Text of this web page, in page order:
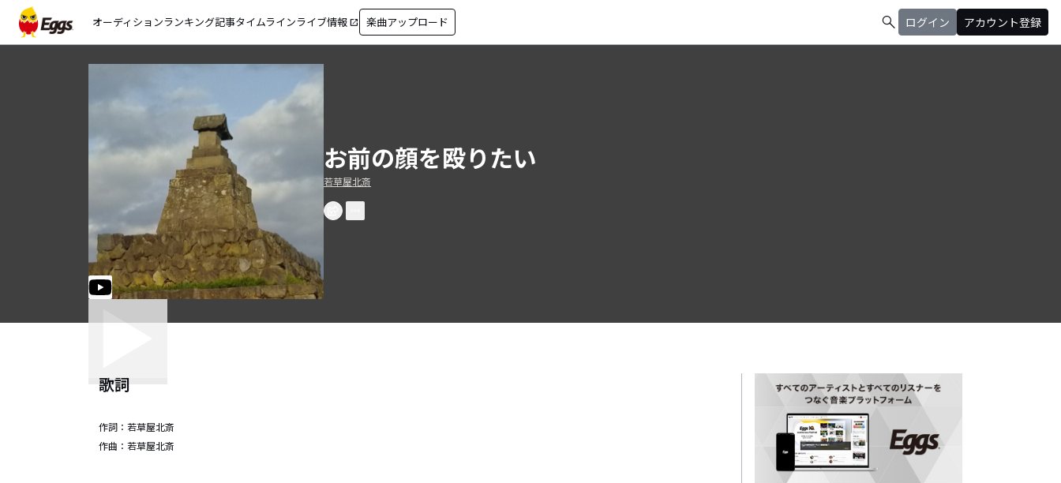
オーディションランキング記事タイムラインライブ情報 open_in_new 楽曲アップロード search ログイン アカウント登録
お前の顔を殴りたい
若草屋北斎
歌詞
作詞： 若草屋北斎
作曲： 若草屋北斎